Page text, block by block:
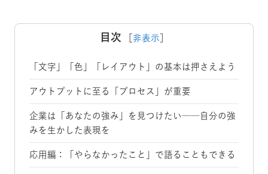
目次 非表示
「文字」「色」「レイアウト」の基本は押さえよう
アウトプットに至る「プロセス」が重要
企業は「あなたの強み」を見つけたい──自分の強
みを生かした表現を
応用編：「やらなかったこと」で語ることもできる